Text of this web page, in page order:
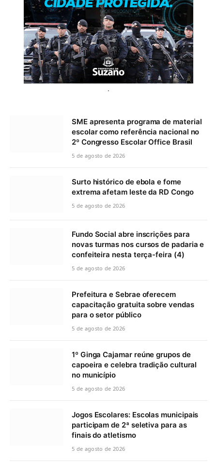
.
SME apresenta programa de material
escolar como referência nacional no
2º Congresso Escolar Office Brasil
5 de agosto de 2026
Surto histórico de ebola e fome
extrema afetam leste da RD Congo
5 de agosto de 2026
Fundo Social abre inscrições para
novas turmas nos cursos de padaria e
confeiteira nesta terça-feira (4)
5 de agosto de 2026
Prefeitura e Sebrae oferecem
capacitação gratuita sobre vendas
para o setor público
5 de agosto de 2026
1º Ginga Cajamar reúne grupos de
capoeira e celebra tradição cultural
no município
5 de agosto de 2026
Jogos Escolares: Escolas municipais
participam de 2ª seletiva para as
finais do atletismo
5 de agosto de 2026